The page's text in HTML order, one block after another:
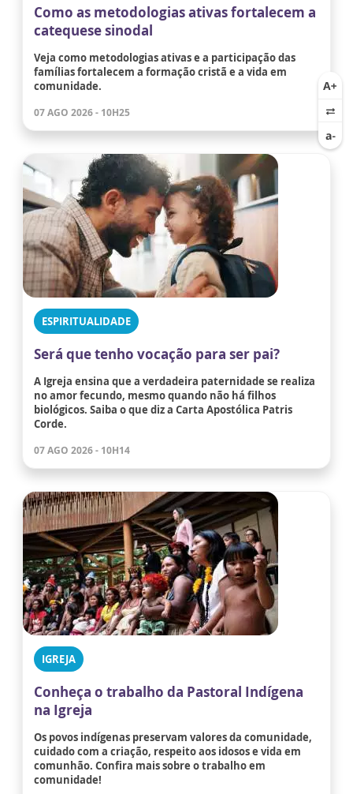
Como as metodologias ativas fortalecem a
catequese sinodal
Veja como metodologias ativas e a participação das
famílias fortalecem a formação cristã e a vida em
comunidade.
07 AGO 2026 - 10H25
ESPIRITUALIDADE
Será que tenho vocação para ser pai?
A Igreja ensina que a verdadeira paternidade se realiza
no amor fecundo, mesmo quando não há filhos
biológicos. Saiba o que diz a Carta Apostólica Patris
Corde.
07 AGO 2026 - 10H14
IGREJA
Conheça o trabalho da Pastoral Indígena
na Igreja
Os povos indígenas preservam valores da comunidade,
cuidado com a criação, respeito aos idosos e vida em
comunhão. Confira mais sobre o trabalho em
comunidade!